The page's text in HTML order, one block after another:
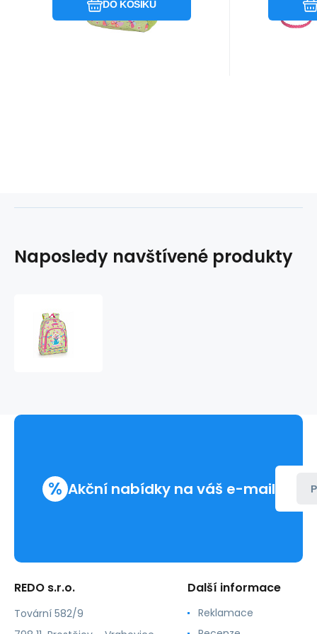
DO KOŠÍKU
Naposledy navštívené produkty
% Akční nabídky na váš e-mail
REDO s.r.o.
Tovární 582/9
Další informace
Reklamace